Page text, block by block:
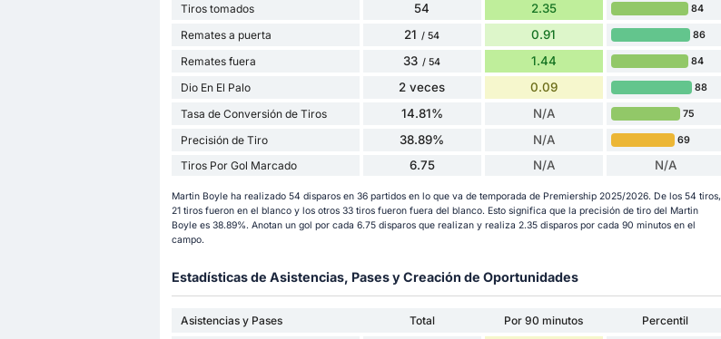
Tiros tomados
54 2.35 84
Remates a puerta 21 / 54 0.91 86
Remates fuera 33 / 54 1.44 84
Dio En El Palo 2 veces 0.09 88
Tasa de Conversión de Tiros 14.81% N/A 75
Precisión de Tiro 38.89% N/A 69
Tiros Por Gol Marcado 6.75 N/A N/A
Martin Boyle ha realizado 54 disparos en 36 partidos en lo que va de temporada de Premiership 2025/2026. De los 54 tiros,
21 tiros fueron en el blanco y los otros 33 tiros fueron fuera del blanco. Esto significa que la precisión de tiro del Martin
Boyle es 38.89%. Anotan un gol por cada 6.75 disparos que realizan y realiza 2.35 disparos por cada 90 minutos en el
campo.
Estadísticas de Asistencias, Pases y Creación de Oportunidades
Asistencias y Pases Total Por 90 minutos
Percentil